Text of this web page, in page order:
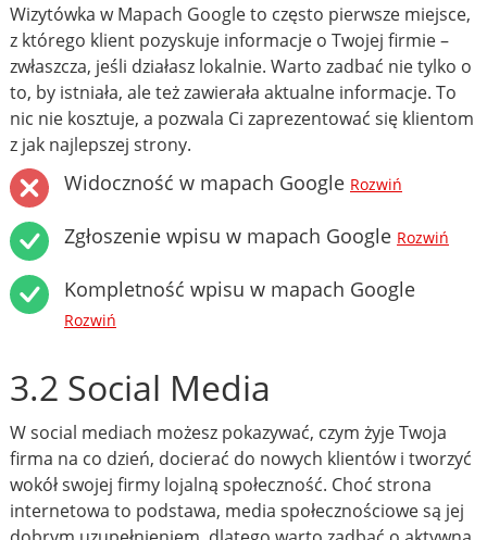
Wizytówka w Mapach Google to często pierwsze miejsce,
z którego klient pozyskuje informacje o Twojej firmie –
zwłaszcza, jeśli działasz lokalnie. Warto zadbać nie tylko o
to, by istniała, ale też zawierała aktualne informacje. To
nic nie kosztuje, a pozwala Ci zaprezentować się klientom
z jak najlepszej strony.
Widoczność w mapach Google Rozwiń
Zgłoszenie wpisu w mapach Google Rozwiń
Kompletność wpisu w mapach Google
Rozwiń
3.2 Social Media
W social mediach możesz pokazywać, czym żyje Twoja
firma na co dzień, docierać do nowych klientów i tworzyć
wokół swojej firmy lojalną społeczność. Choć strona
internetowa to podstawa, media społecznościowe są jej